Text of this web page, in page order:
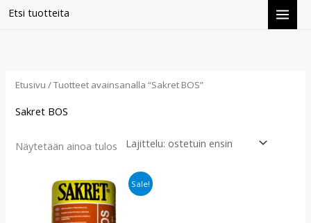
Etsi tuotteita
Siirry
Etusivu / Tuotteet avainsanalla “Sakret BOS”
Sakret BOS
Näytetään ainoa tulos
Sale!
Alkuperäinen
hinta
oli:
€15.90.
Nykyinen
hinta
on:
€13.90.